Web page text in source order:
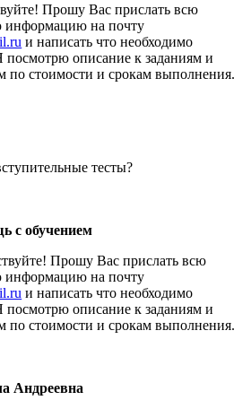
Прошу Вас прислать всю
информацию на почту
и написать что необходимо
описание к заданиям и
по стоимости и срокам выполнения.
тесты?
с обучением
Прошу Вас прислать всю
информацию на почту
и написать что необходимо
описание к заданиям и
по стоимости и срокам выполнения.
Андреевна